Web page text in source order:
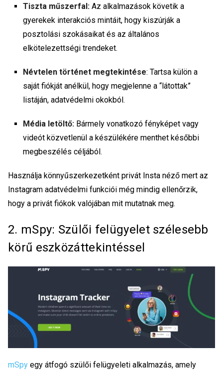
Tiszta műszerfal: Az alkalmazások követik a
gyerekek interakciós mintáit, hogy kiszúrják a
posztolási szokásaikat és az általános
elkötelezettségi trendeket.
Névtelen történet megtekintése: Tartsa külön a
saját fiókját anélkül, hogy megjelenne a “látottak”
listáján, adatvédelmi okokból.
Média letöltő: Bármely vonatkozó fényképet vagy
videót közvetlenül a készülékére menthet későbbi
megbeszélés céljából.
Használja könnyűszerkezetként privát Insta néző mert az
Instagram adatvédelmi funkciói még mindig ellenőrzik,
hogy a privát fiókok valójában mit mutatnak meg.
2. mSpy: Szülői felügyelet szélesebb
körű eszközáttekintéssel
mSpy egy átfogó szülői felügyeleti alkalmazás, amely